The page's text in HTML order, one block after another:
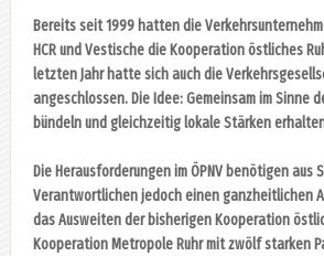
Bereits seit 1999 hatten die
HCR und Vestische die Kooperation östliches
letzten Jahr hatte sich auch die
angeschlossen. Die Idee: Gemeinsam im Sinne
bündeln und gleichzeitig lokale Stärken
Die Herausforderungen im ÖPNV benötigen aus
Verantwortlichen jedoch einen ganzheitlichen
das Ausweiten der bisherigen Kooperation
Kooperation Metropole Ruhr mit zwölf starken